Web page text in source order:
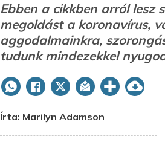
Ebben a cikkben arról lesz
megoldást a koronavírus,
aggodalmainkra,
tudunk mindezekkel
Írta: Marilyn Adamson